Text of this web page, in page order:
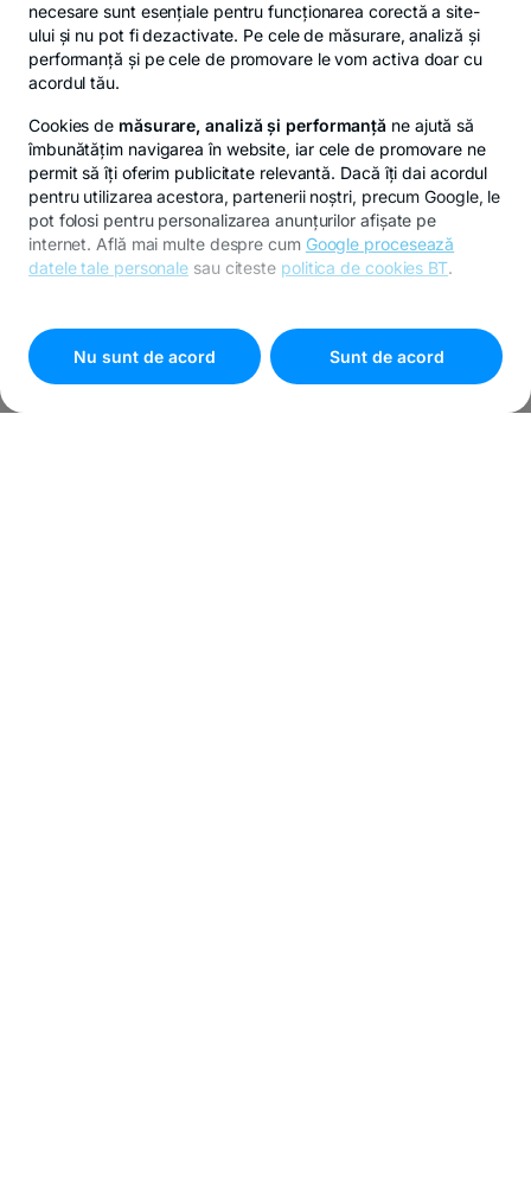
necesare sunt esențiale pentru funcționarea corectă a site-
ului și nu pot fi dezactivate. Pe cele de măsurare, analiză și
performanță și pe cele de promovare le vom activa doar cu
acordul tău.
Cookies de măsurare, analiză și performanță ne ajută să
îmbunătățim navigarea în website, iar cele de promovare ne
permit să îți oferim publicitate relevantă. Dacă îți dai acordul
pentru utilizarea acestora, partenerii noștri, precum Google, le
pot folosi pentru personalizarea anunțurilor afișate pe
internet. Află mai multe despre cum Google procesează
datele tale personale sau citeste politica de cookies BT.
cookies"
Nu sunt de acord
Sunt de acord